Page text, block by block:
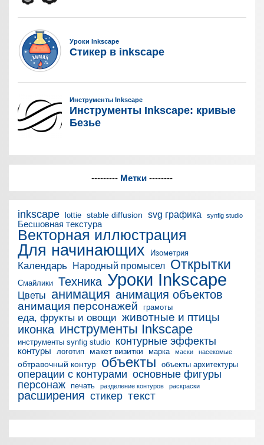
--------- Метки --------
inkscape lottie stable diffusion svg графика synfig studio
Бесшовная текстура
Векторная иллюстрация
Для начинающих Изометрия
Календарь Народный промысел Открытки
Смайлики Техника Уроки Inkscape
Цветы анимация анимация объектов
анимация персонажей грамоты
еда, фрукты и овощи животные и птицы
иконка инструменты Inkscape
инструменты synfig studio контурные эффекты
контуры логотип макет визитки марка маски насекомые
обтравочный контур объекты объекты архитектуры
операции с контурами основные фигуры
персонаж
печать разделение контуров раскраски
расширения стикер текст